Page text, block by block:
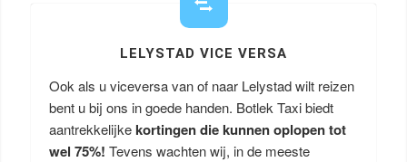
LELYSTAD VICE VERSA
Ook als u viceversa van of naar Lelystad wilt reizen
bent u bij ons in goede handen. Botlek Taxi biedt
aantrekkelijkekortingen die kunnen oplopen tot
wel 75%! Tevens wachten wij, in de meeste